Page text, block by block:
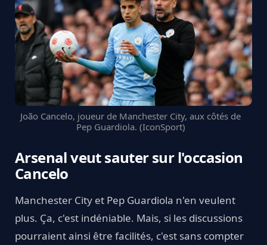
João Cancelo, joueur de Manchester City, aux côtés de
Pep Guardiola. (IconSport)
Arsenal veut sauter sur l'occasion
Cancelo
Manchester City et Pep Guardiola n'en veulent
plus. Ça, c'est indéniable. Mais, si les discussions
pourraient ainsi être facilités, c'est sans compter